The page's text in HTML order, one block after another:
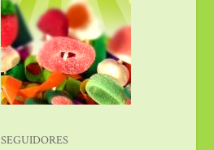
SEGUIDORES